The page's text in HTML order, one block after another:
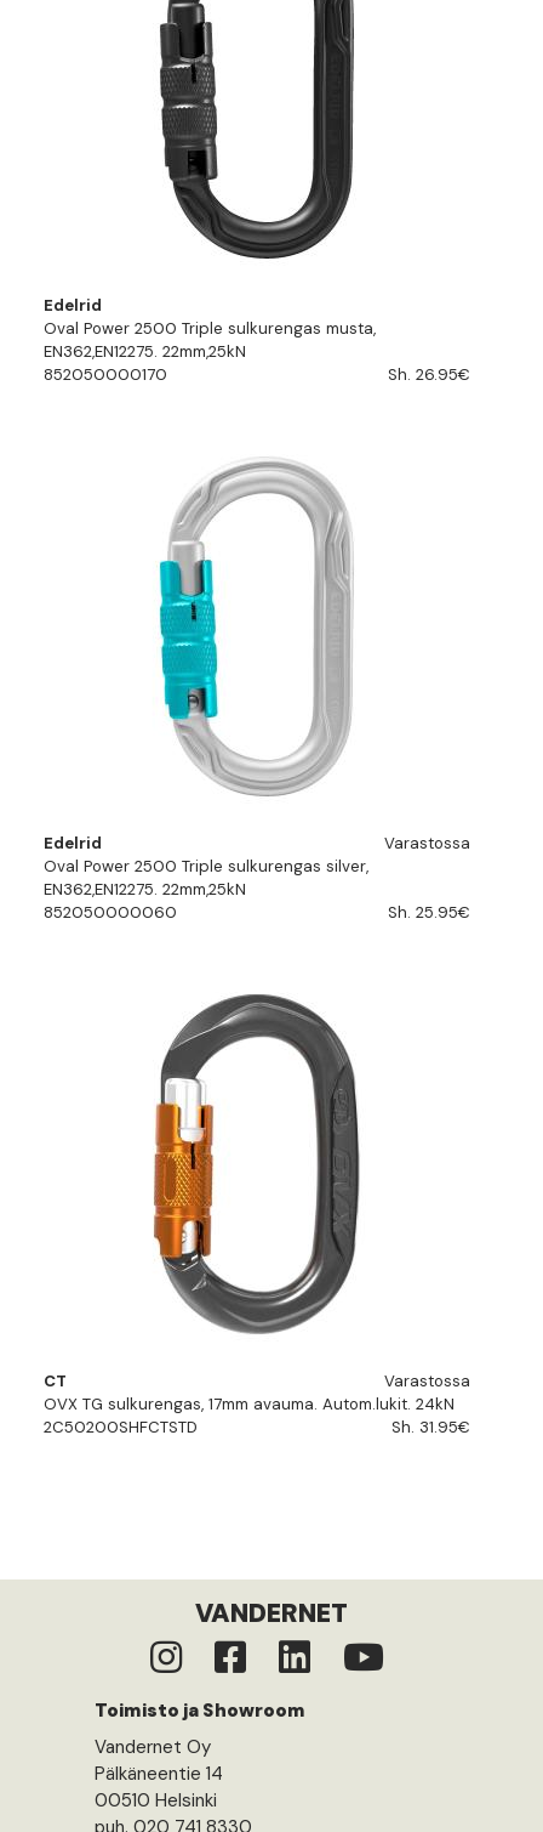
Edelrid
Oval Power 2500 Triple sulkurengas musta,
EN362,EN12275. 22mm,25kN
852050000170
Sh. 26.95€
Edelrid
Varastossa
Oval Power 2500 Triple sulkurengas silver,
EN362,EN12275. 22mm,25kN
852050000060
Sh. 25.95€
CT
Varastossa
OVX TG sulkurengas, 17mm avauma. Autom.lukit. 24kN
2C50200SHFCTSTD
Sh. 31.95€
VANDERNET
Toimisto ja Showroom
Vandernet Oy
Pälkäneentie 14
00510 Helsinki